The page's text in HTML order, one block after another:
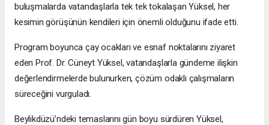
buluşmalarda vatandaşlarla tek tek tokalaşan Yüksel, her
kesimin görüşünün kendileri için önemli olduğunu ifade etti.
Program boyunca çay ocakları ve esnaf noktalarını ziyaret
eden Prof. Dr. Cüneyt Yüksel, vatandaşlarla gündeme ilişkin
değerlendirmelerde bulunurken, çözüm odaklı çalışmaların
süreceğini vurguladı.
Beylikdüzü’ndeki temaslarını gün boyu sürdüren Yüksel,